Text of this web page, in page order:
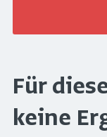
Für
keine